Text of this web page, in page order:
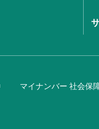
マイナンバー 社会保